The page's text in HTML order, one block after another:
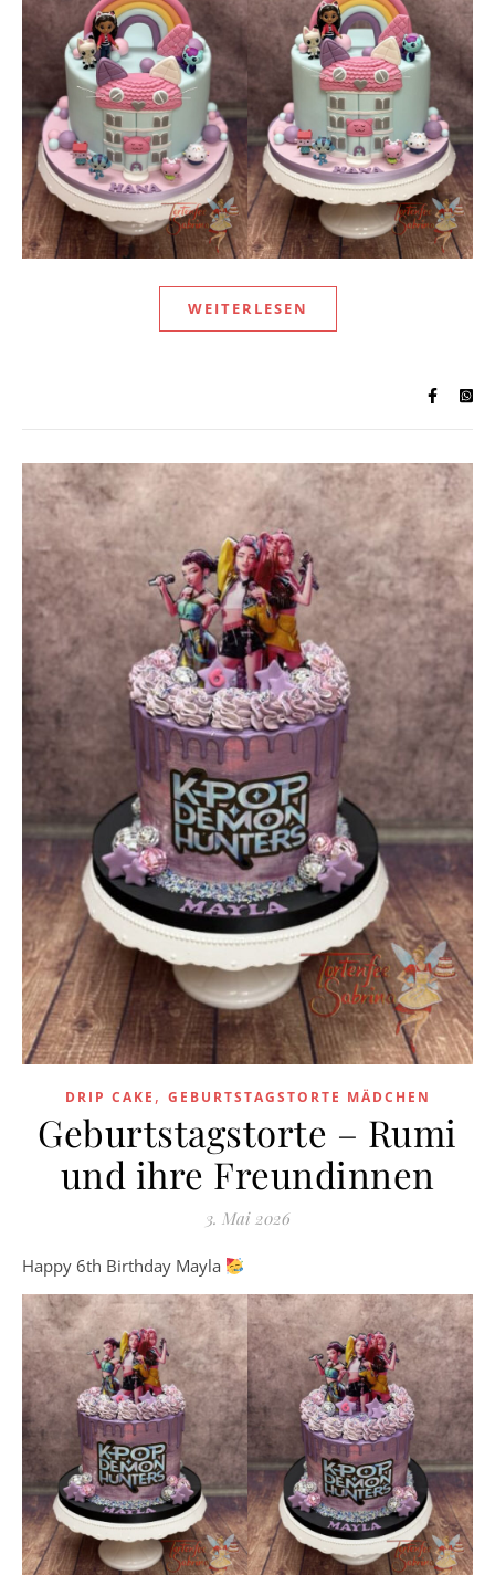
WEITERLESEN
DRIP CAKE , GEBURTSTAGSTORTE MÄDCHEN
Geburtstagstorte – Rumi
und ihre Freundinnen
3. Mai 2026
Happy 6th Birthday Mayla